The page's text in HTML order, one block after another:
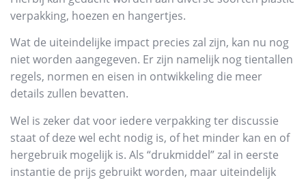
verpakking, hoezen en hangertjes.
Wat de uiteindelijke impact precies zal zijn, kan nu nog
niet worden aangegeven. Er zijn namelijk nog tientallen
regels, normen en eisen in ontwikkeling die meer
details zullen bevatten.
Wel is zeker dat voor iedere verpakking ter discussie
staat of deze wel echt nodig is, of het minder kan en of
hergebruik mogelijk is. Als “drukmiddel” zal in eerste
instantie de prijs gebruikt worden, maar uiteindelijk